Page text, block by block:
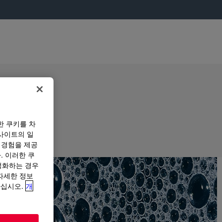
쿠키를 차
이트의 일
험을 제공
이러한 쿠
하는 경우
세한 정보
시오. 개